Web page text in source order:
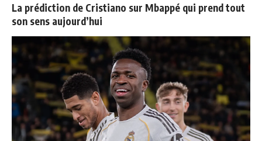
La prédiction de Cristiano sur Mbappé qui prend tout
son sens aujourd’hui